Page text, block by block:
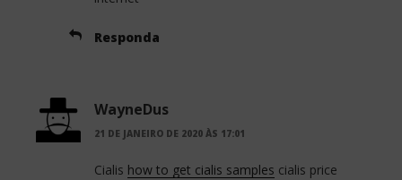
Responda
WayneDus
21 DE JANEIRO DE 2020 ÀS 17:01
Cialis how to get cialis samples cialis price